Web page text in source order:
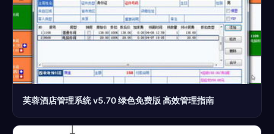
芙蓉酒店管理系统 v5.70 绿色免费版 高效管理指南